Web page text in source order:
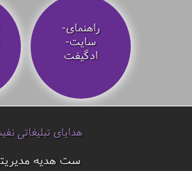
راهنمای-
سایت-
ادگیفت
هدایای تبلیغاتی
ست هدیه